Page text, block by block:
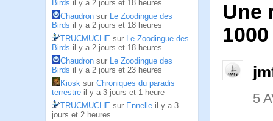
Birds il y a 2 jours et 18 heures
Chaudron sur Le Zoodingue des
Birds il y a 2 jours et 18 heures
TRUCMUCHE sur Le Zoodingue des
Birds il y a 2 jours et 18 heures
Chaudron sur Le Zoodingue des
Birds il y a 2 jours et 23 heures
Kiosk sur Chroniques du paradis
terrestre il y a 3 jours et 1 heure
TRUCMUCHE sur Ennelle il y a 3
jours et 2 heures
Une
5